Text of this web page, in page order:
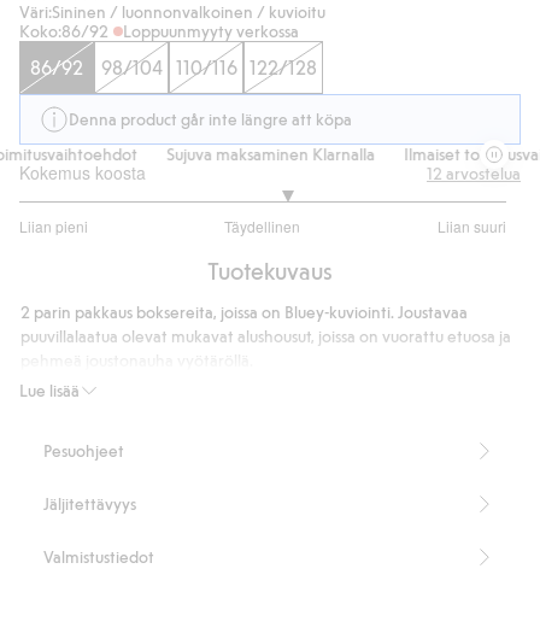
Väri:Sininen / luonnonvalkoinen / kuvioitu
Koko:86/92 Loppuunmyyty verkossa
86/92 98/104 110/116 122/128
Denna product går inte längre att köpa
Sujuva maksaminen Klarnalla Ilmaiset
Kokemus koosta
Liian pieni Täydellinen Liian suuri
/
ääneen
12 arvostelua
Tuotekuvaus
Lue lisää
2 parin pakkaus boksereita, joissa on Bluey-kuviointi. Joustavaa
puuvillalaatua olevat mukavat alushousut, joissa on vuorattu etuosa ja
Tuotenumero
Pesuohjeet
Jäljitettävyys
Valmistustiedot